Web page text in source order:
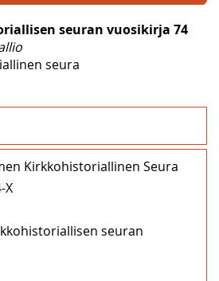
seuran vuosikirja 74
seura
Kirkkohistoriallinen Seura
X
seuran